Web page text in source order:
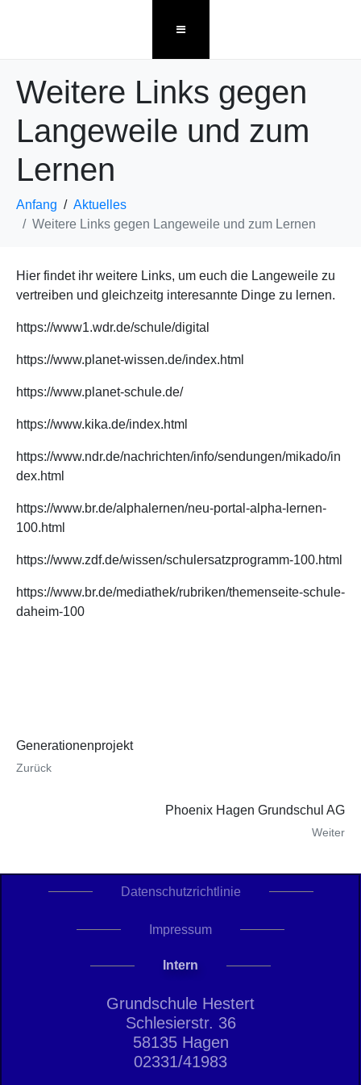
Weitere Links gegen
Langeweile und zum
Lernen
Anfang
Aktuelles
Weitere Links gegen Langeweile und zum Lernen
Hier findet ihr weitere Links, um euch die Langeweile zu
vertreiben und gleichzeitg interesannte Dinge zu lernen.
https://www1.wdr.de/schule/digital
https://www.planet-wissen.de/index.html
https://www.planet-schule.de/
https://www.kika.de/index.html
https://www.ndr.de/nachrichten/info/sendungen/mikado/in
dex.html
https://www.br.de/alphalernen/neu-portal-alpha-lernen-
100.html
https://www.zdf.de/wissen/schulersatzprogramm-100.html
https://www.br.de/mediathek/rubriken/themenseite-schule-
daheim-100
Generationenprojekt
Zurück
Phoenix Hagen Grundschul AG
Weiter
Datenschutzrichtlinie
Impressum
Intern
Grundschule Hestert
Schlesierstr. 36
58135 Hagen
02331/41983